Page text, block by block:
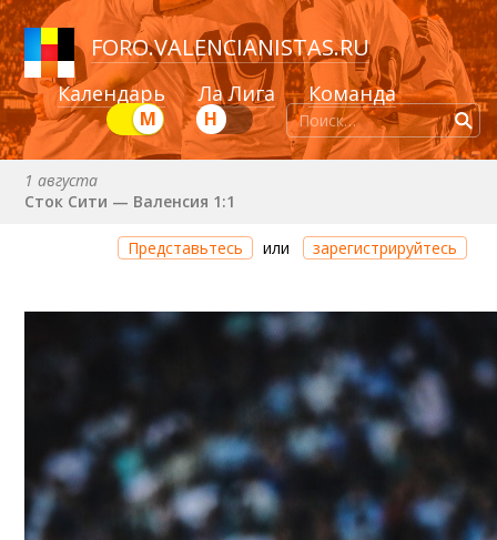
FORO.VALENCIANISTAS.RU
Календарь Ла Лига Команда
Н
М
1 августа
Сток Сити — Валенсия 1:1
Через 11 часов 53 минуты
Валенсия — Ньюкасл
22 августа (сб) в 19:30 (исп)
Валенсия — Сельта
30 августа (вс) в 19:30 (исп)
Депортиво — Валенсия
6 сентября (вс) в 16:15 (исп)
Валенсия — Барселона
Представьтесь или зарегистрируйтесь